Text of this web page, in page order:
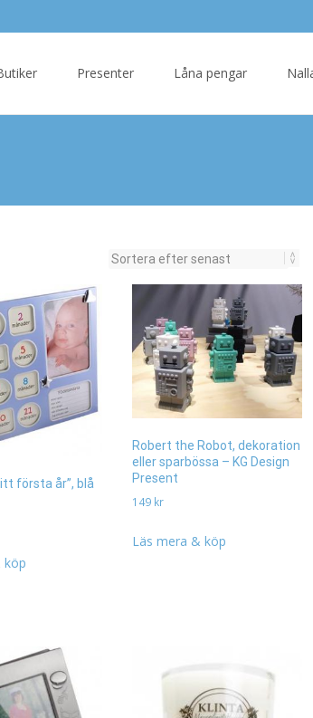
Presenter Låna pengar
första år”, blå
köp
Robert the Robot, dekoration
eller sparbössa – KG Design
Present
149 kr
Läs mera & köp